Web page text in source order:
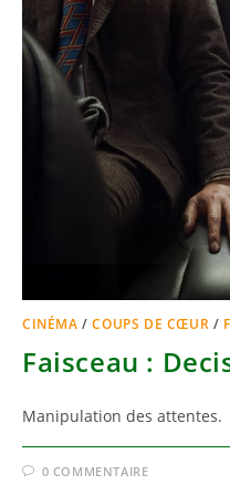
CINÉMA /COUPS DE CŒUR /
Faisceau :
Manipulation des attentes.
0 COMMENTAIRE